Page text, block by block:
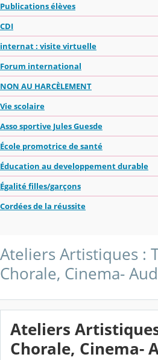
Publications élèves
CDI
internat : visite virtuelle
Forum international
NON AU HARCÈLEMENT
Vie scolaire
Asso sportive Jules Guesde
École promotrice de santé
Éducation au developpement durable
Égalité filles/garçons
Cordées de la réussite
Ateliers Artistiques :
Chorale, Cinema-
Ateliers
Chorale, Cinema-